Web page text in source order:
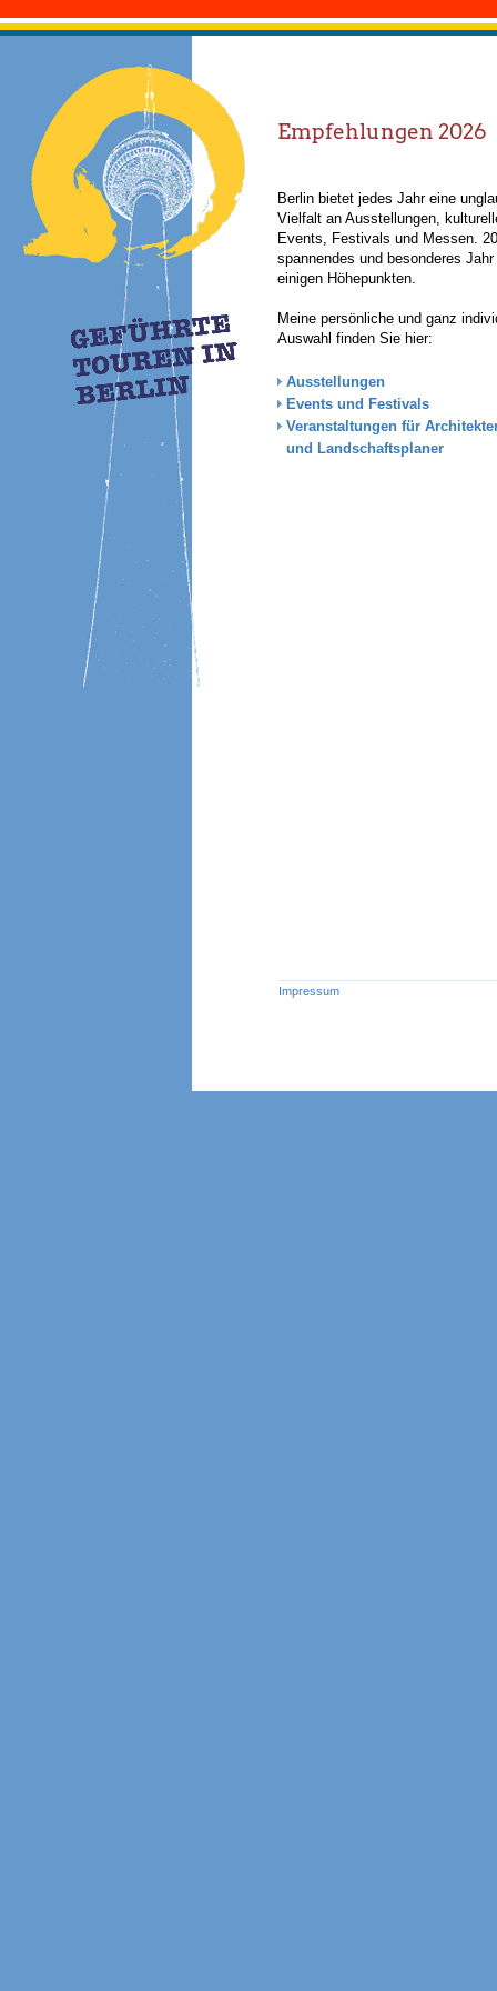
Empfehlungen 2026
Berlin bietet jedes Jahr eine
Vielfalt an Ausstellungen,
Events, Festivals und Messen.
spannendes und besonderes
einigen Höhepunkten.
Meine persönliche und ganz
Auswahl finden Sie hier:
Ausstellungen
Events und Festivals
Veranstaltungen für
und Landschaftsplaner
Impressum